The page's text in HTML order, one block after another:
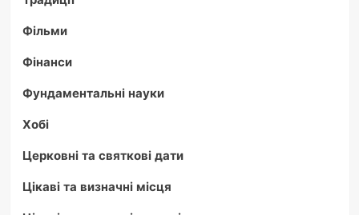
Фільми
Фінанси
Фундаментальні науки
Хобі
Церковні та святкові дати
Цікаві та визначні місця